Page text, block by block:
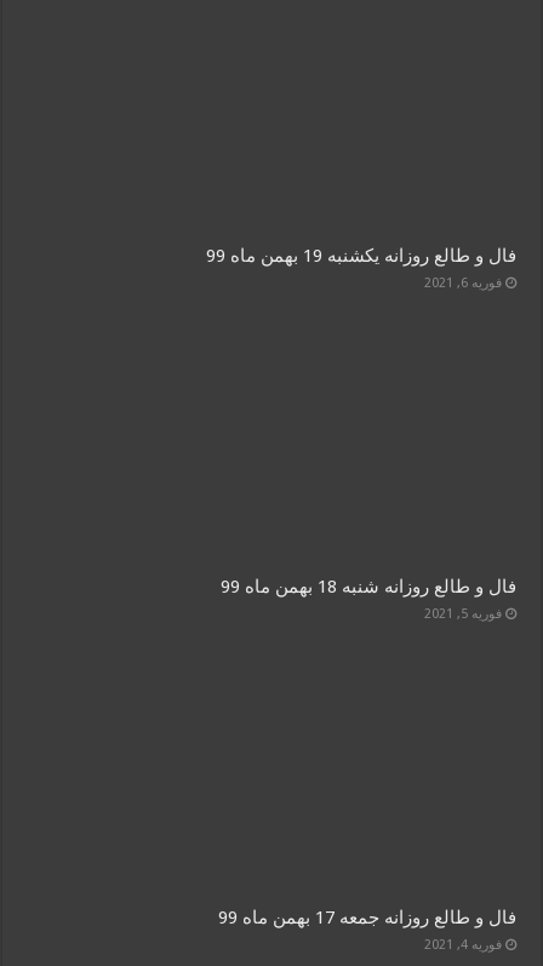
فال و طالع روزانه یکشنبه 19 بهمن ماه 99
فوریه 6, 2021
فال و طالع روزانه شنبه 18 بهمن ماه 99
فوریه 5, 2021
فال و طالع روزانه جمعه 17 بهمن ماه 99
فوریه 4, 2021